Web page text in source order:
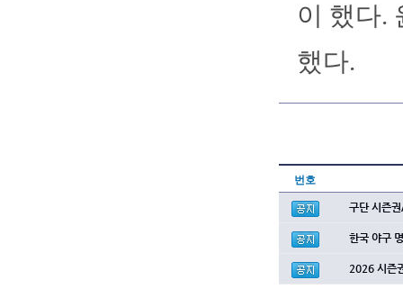
이 했다.
했다.
번호
구단 시즌
한국 야구
2026 시즌